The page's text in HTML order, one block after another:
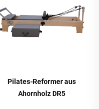
Pilates-Reformer aus
Ahornholz DR5